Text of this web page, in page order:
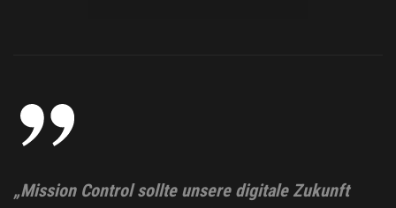
„Mission Control sollte unsere digitale Zukunft